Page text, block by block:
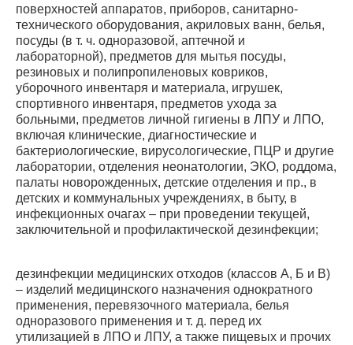
поверхностей аппаратов, приборов, санитарно-
технического оборудования, акриловых ванн, белья,
посуды (в т. ч. одноразовой, аптечной и
лабораторной), предметов для мытья посуды,
резиновых и полипропиленовых ковриков,
уборочного инвентаря и материала, игрушек,
спортивного инвентаря, предметов ухода за
больными, предметов личной гигиены в ЛПУ и ЛПО,
включая клинические, диагностические и
бактериологические, вирусологические, ПЦР и другие
лаборатории, отделения неонатологии, ЭКО, роддома,
палаты новорожденных, детские отделения и пр., в
детских и коммунальных учреждениях, в быту, в
инфекционных очагах – при проведении текущей,
заключительной и профилактической дезинфекции;
дезинфекции медицинских отходов (классов А, Б и В)
– изделий медицинского назначения однократного
применения, перевязочного материала, белья
одноразового применения и т. д. перед их
утилизацией в ЛПО и ЛПУ, а также пищевых и прочих